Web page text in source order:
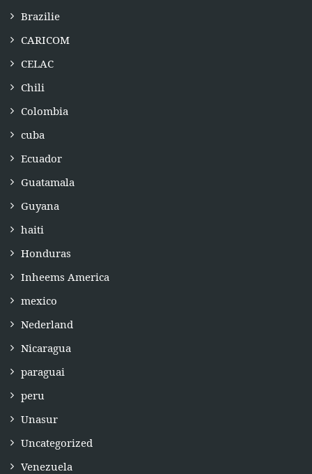
Brazilie
CARICOM
CELAC
Chili
Colombia
cuba
Ecuador
Guatamala
Guyana
haiti
Honduras
Inheems America
mexico
Nederland
Nicaragua
paraguai
peru
Unasur
Uncategorized
Venezuela